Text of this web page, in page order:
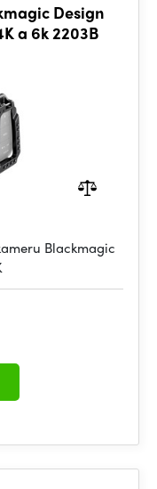
Design
a 6k 2203B
Blackmagic